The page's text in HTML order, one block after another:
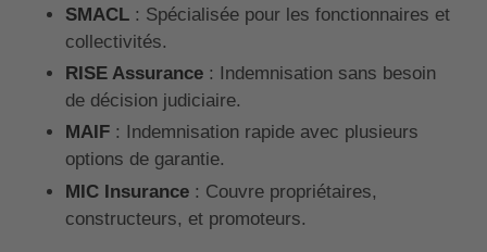
SMACL: Spécialisée pour les fonctionnaires et
collectivités.
RISE Assurance: Indemnisation sans besoin
de décision judiciaire.
MAIF: Indemnisation rapide avec plusieurs
options de garantie.
MIC Insurance: Couvre propriétaires,
constructeurs, et promoteurs.